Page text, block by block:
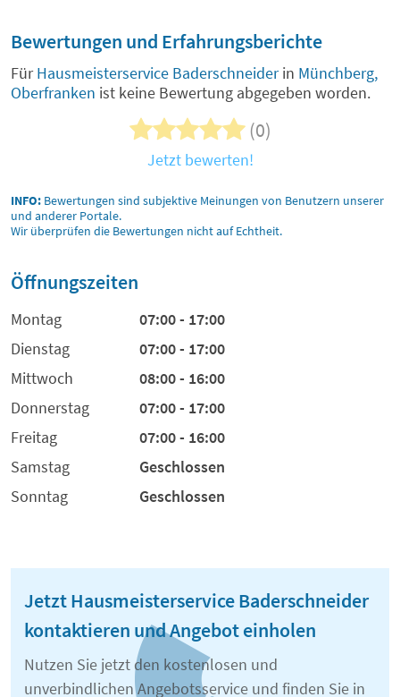
Bewertungen und Erfahrungsberichte
FürHausmeisterservice Baderschneiderin Münchberg,
Oberfranken ist keine Bewertung abgegeben worden.
(0)
Jetzt bewerten!
INFO: Bewertungen sind subjektive Meinungen von Benutzern unserer
und anderer Portale.
Wir überprüfen die Bewertungen nicht auf Echtheit.
Öffnungszeiten
Montag
07:00 - 17:00
Dienstag
07:00 - 17:00
Mittwoch
08:00 - 16:00
Donnerstag
07:00 - 17:00
Freitag
07:00 - 16:00
Samstag
Geschlossen
Sonntag
Geschlossen
Jetzt Hausmeisterservice Baderschneider
kontaktieren und Angebot einholen
Nutzen Sie jetzt den kostenlosen und
unverbindlichen Angebotsservice und finden Sie in